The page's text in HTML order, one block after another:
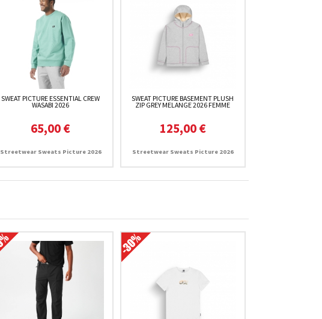
SWEAT PICTURE ESSENTIAL CREW
WASABI 2026
65,00 €
Streetwear Sweats Picture 2026
SWEAT PICTURE BASEMENT PLUSH
ZIP GREY MELANGE 2026 FEMME
125,00 €
Streetwear Sweats Picture 2026